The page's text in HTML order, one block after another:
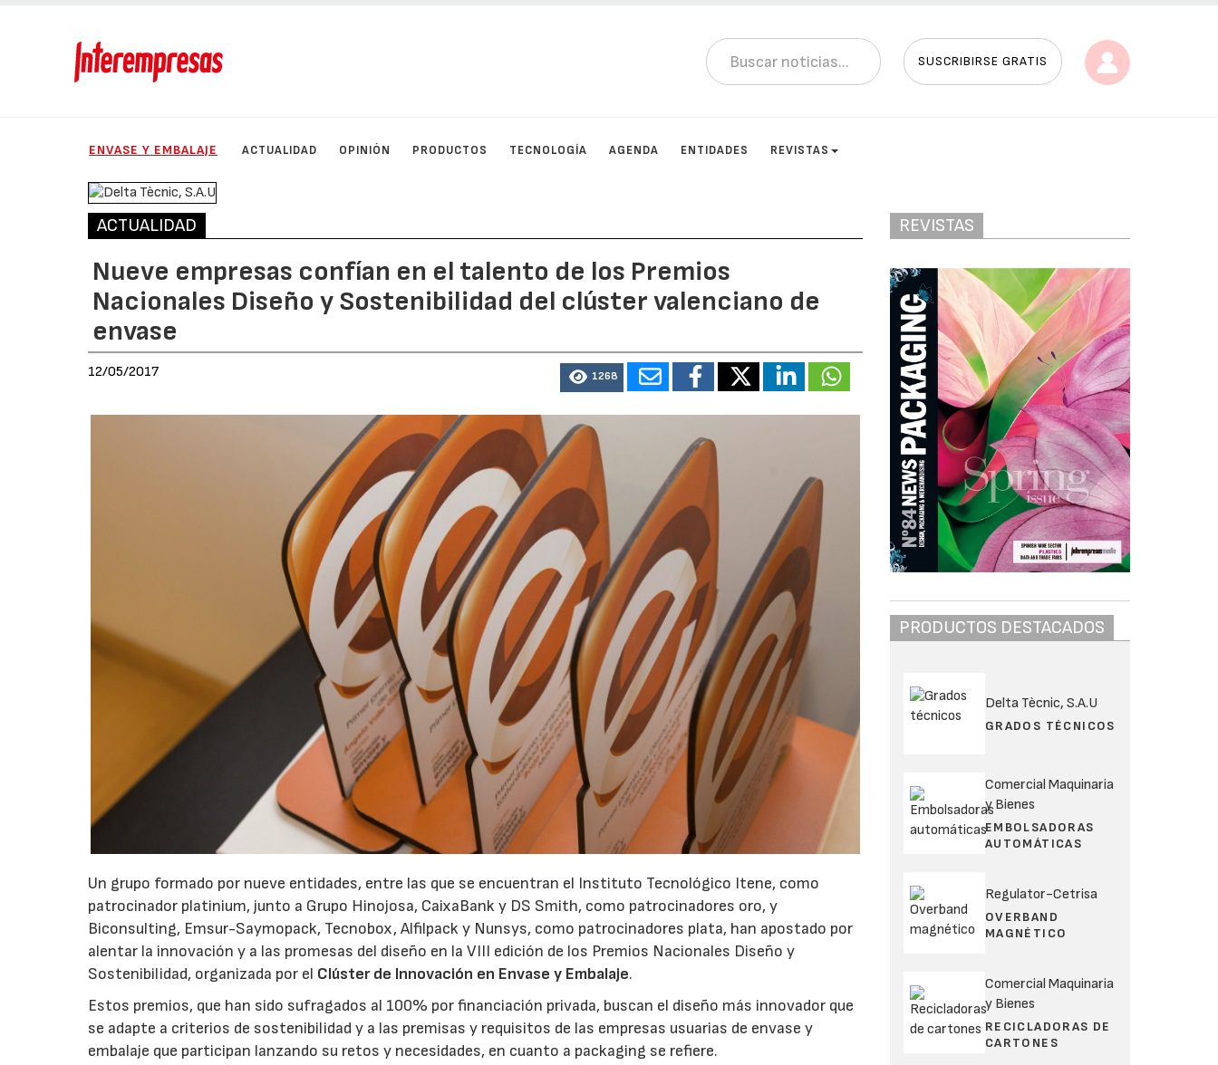
SUSCRIBIRSE GRATIS
ENVASE Y EMBALAJE ACTUALIDAD OPINIÓN PRODUCTOS TECNOLOGÍA AGENDA ENTIDADES REVISTAS
ACTUALIDAD
Nueve empresas confían en el talento de los Premios
Nacionales Diseño y Sostenibilidad del clúster valenciano de
envase
12/05/2017 1268
Un grupo formado por nueve entidades, entre las que se encuentran el Instituto Tecnológico Itene, como
patrocinador platinium, junto a Grupo Hinojosa, CaixaBank y DS Smith, como patrocinadores oro, y
Biconsulting, Emsur-Saymopack, Tecnobox, Alfilpack y Nunsys, como patrocinadores plata, han apostado por
alentar la innovación y a las promesas del diseño en la VIII edición de los Premios Nacionales Diseño y
Sostenibilidad, organizada por el Clúster de Innovación en Envase y Embalaje.
Estos premios, que han sido sufragados al 100% por financiación privada, buscan el diseño más innovador que
se adapte a criterios de sostenibilidad y a las premisas y requisitos de las empresas usuarias de envase y
embalaje que participan lanzando su retos y necesidades, en cuanto a packaging se refiere.
REVISTAS
PRODUCTOS DESTACADOS
Delta Tècnic, S.A.U
GRADOS TÉCNICOS
Comercial Maquinaria
y Bienes
EMBOLSADORAS
AUTOMÁTICAS
Regulator-Cetrisa
OVERBAND
MAGNÉTICO
Comercial Maquinaria
y Bienes
RECICLADORAS DE
CARTONES